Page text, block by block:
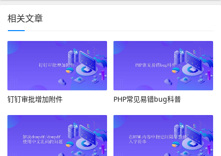
相关文章
钉钉审批增加附件 PHP常见易错bug科普